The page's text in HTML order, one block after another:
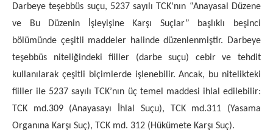
Darbeye teşebbüs suçu, 5237 sayılı TCK’nın “Anayasal Düzene
ve Bu Düzenin İşleyişine Karşı Suçlar” başlıklı beşinci
bölümünde çeşitli maddeler halinde düzenlenmiştir. Darbeye
teşebbüs niteliğindeki fiiller (darbe suçu) cebir ve tehdit
kullanılarak çeşitli biçimlerde işlenebilir. Ancak, bu nitelikteki
fiiller ile 5237 sayılı TCK’nın üç temel maddesi ihlal edilebilir:
TCK md.309 (Anayasayı İhlal Suçu), TCK md.311 (Yasama
Organına Karşı Suç), TCK md. 312 (Hükümete Karşı Suç).